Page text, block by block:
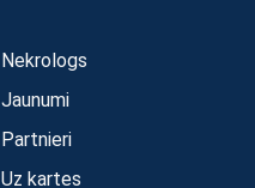
Nekrologs
Jaunumi
Partnieri
Uz kartes